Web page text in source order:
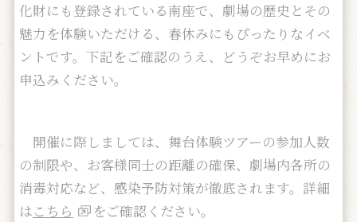
化財にも登録されている南座で、劇場の歴史とその
魅力を体験いただける、春休みにもぴったりなイベ
ントです。下記をご確認のうえ、どうぞお早めにお
申込みください。
開催に際しましては、舞台体験ツアーの参加人数
の制限や、お客様同士の距離の確保、劇場内各所の
消毒対応など、感染予防対策が徹底されます。詳細
はこちら をご確認ください。